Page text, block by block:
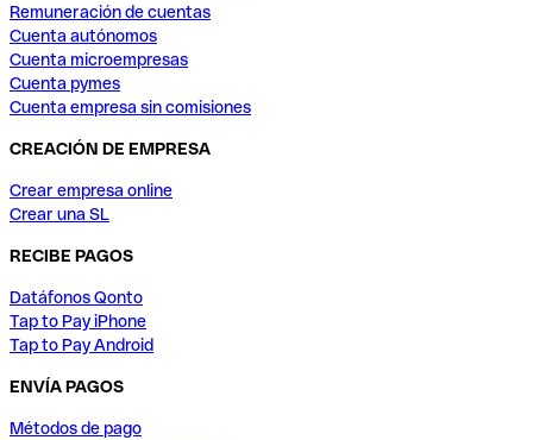
Remuneración de cuentas
Cuenta autónomos
Cuenta microempresas
Cuenta pymes
Cuenta empresa sin comisiones
CREACIÓN DE EMPRESA
Crear empresa online
Crear una SL
RECIBE PAGOS
Datáfonos Qonto
Tap to Pay iPhone
Tap to Pay Android
ENVÍA PAGOS
Métodos de pago